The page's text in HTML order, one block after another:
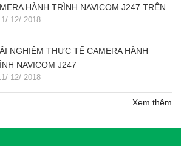
HÀNH TRÌNH NAVICOM J247 TRÊN
PHONE & MÁY TÍNH
12/ 2018
NGHIỆM THỰC TẾ CAMERA HÀNH
NAVICOM J247
12/ 2018
Xem thêm